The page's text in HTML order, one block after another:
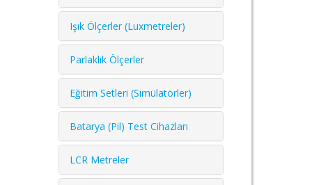
Işık Ölçerler (Luxmetreler)
Parlaklık Ölçerler
Eğitim Setleri (Simülatörler)
Batarya (Pil) Test Cihazları
LCR Metreler